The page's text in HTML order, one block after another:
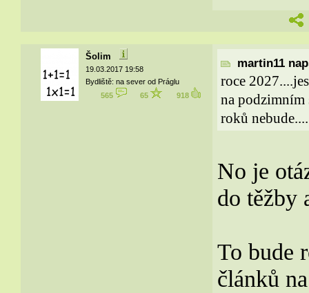
Šolim
19.03.2017 19:58
Bydliště: na sever od Práglu
565
65 918
martin11
roce
na podzimním
roků nebude....
No je
do těžby
To bude
článků